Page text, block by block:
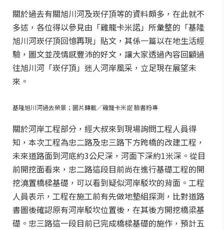
關於過去有關旭川河及崁仔頂等的資料頗多，在此就不
多述，各位得以參見由「雞籠卡米諾」所彙整的「基隆
旭川河崁仔頂回憶再現」貼文，其係一篇以在地生活經
驗，圖文並茂情感豐沛的好文，讓大家透過內容回顧過
往旭川河「崁仔頂」迷人河岸風采，立足現在展望未
來。
基隆旭川河過去榮景；圖片轉載／雞籠卡米諾 臉書粉專
關於河岸工程部分，經大叔來到現場詢問工程人員得
知，本次工程為忠二路及忠三路下方跨橋的改建工程，
未來道路面到河底約3公尺深，河面下深約1米深。從目
前開挖面看來，忠二路這段目前尚在進行基礎工程的開
挖澆置橋樑基礎，可以看到疑似河岸駁坎的背面。工程
人員表示，工程在施工前有先做地墊組探測，比對道路
書圖後確認原有河岸駁坎位置後，在其後方開挖橋梁基
礎。忠三路這一段目前已完成橋樑基礎的施作，預計五